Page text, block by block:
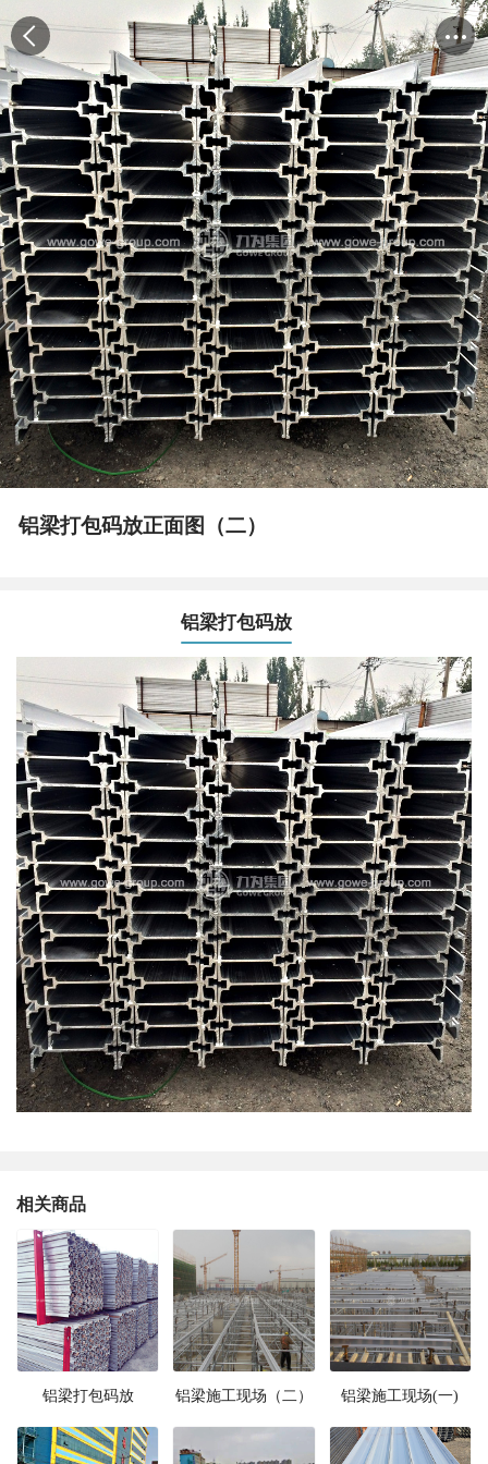
铝梁打包码放正面图（二）
铝梁打包码放
相关商品
铝梁打包码放 铝梁施工现场（二） 铝梁施工现场(一)